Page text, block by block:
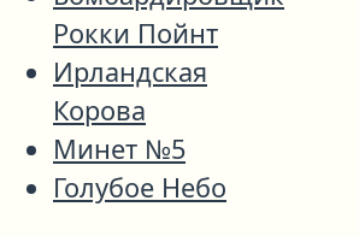
Рокки Пойнт
Ирландская
Корова
Минет №5
Голубое Небо